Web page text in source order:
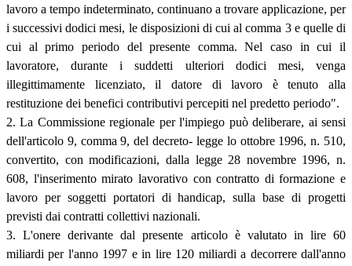
lavoro a tempo indeterminato, continuano a trovare applicazione, per
i successivi dodici mesi, le disposizioni di cui al comma 3 e quelle di
cui al primo periodo del presente comma. Nel caso in cui il
lavoratore, durante i suddetti ulteriori dodici mesi, venga
illegittimamente licenziato, il datore di lavoro è tenuto alla
restituzione dei benefici contributivi percepiti nel predetto periodo".
2. La Commissione regionale per l'impiego può deliberare, ai sensi
dell'articolo 9, comma 9, del decreto- legge lo ottobre 1996, n. 510,
convertito, con modificazioni, dalla legge 28 novembre 1996, n.
608, l'inserimento mirato lavorativo con contratto di formazione e
lavoro per soggetti portatori di handicap, sulla base di progetti
previsti dai contratti collettivi nazionali.
3. L'onere derivante dal presente articolo è valutato in lire 60
miliardi per l'anno 1997 e in lire 120 miliardi a decorrere dall'anno